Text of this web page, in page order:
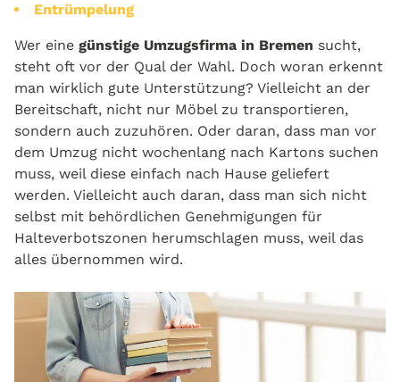
Entrümpelung
Wer eine günstige Umzugsfirma in Bremen sucht,
steht oft vor der Qual der Wahl. Doch woran erkennt
man wirklich gute Unterstützung? Vielleicht an der
Bereitschaft, nicht nur Möbel zu transportieren,
sondern auch zuzuhören. Oder daran, dass man vor
dem Umzug nicht wochenlang nach Kartons suchen
muss, weil diese einfach nach Hause geliefert
werden. Vielleicht auch daran, dass man sich nicht
selbst mit behördlichen Genehmigungen für
Halteverbotszonen herumschlagen muss, weil das
alles übernommen wird.